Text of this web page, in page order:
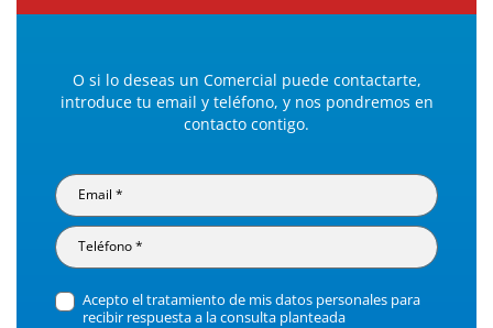
O si lo deseas un Comercial puede contactarte,
introduce tu email y teléfono, y nos pondremos en
contacto contigo.
Acepto el tratamiento de mis datos personales para
recibir respuesta a la consulta planteada